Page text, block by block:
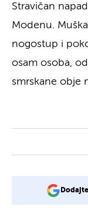
Stravičan
Modenu.
nogostup i
osam osoba,
smrskane obje